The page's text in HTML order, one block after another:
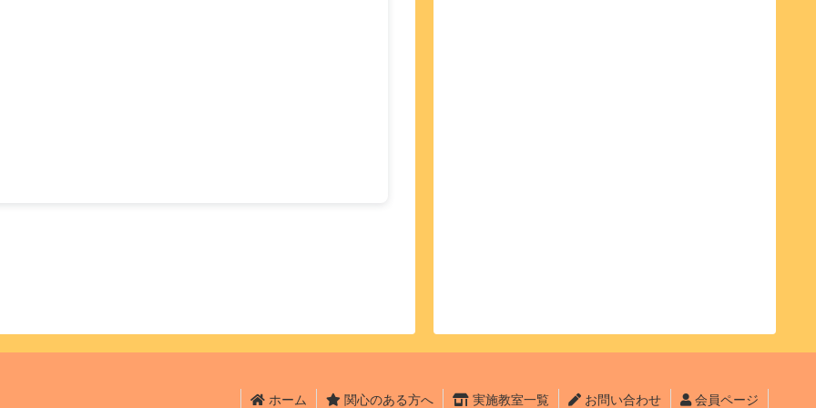
ホーム 関心のある方へ 実施教室一覧 お問い合わせ 会員ページ